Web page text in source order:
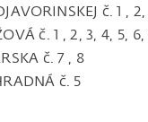
č. 1 , 2,
č. 1 , 2, 3, 4, 5, 6,
č. 7 , 8
č. 5